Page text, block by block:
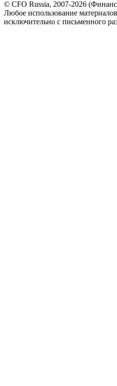
© CFO Russia, 2007-2026
Любое использование
исключительно с письменного